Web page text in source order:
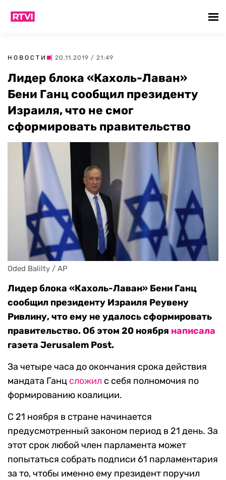
НОВОСТИ | 20.11.2019 / 21:49
Лидер блока «Кахоль-Лаван»
Бени Ганц сообщил президенту
Израиля, что не смог
сформировать правительство
Oded Balilty / AP
Лидер блока «Кахоль-Лаван» Бени Ганц
сообщил президенту Израиля Реувену
Ривлину, что ему не удалось сформировать
правительство. Об этом 20 ноября написала
газета Jerusalem Post.
За четыре часа до окончания срока действия
мандата Ганц сложил с себя полномочия по
формированию коалиции.
С 21 ноября в стране начинается
предусмотренный законом период в 21 день. За
этот срок любой член парламента может
попытаться собрать подписи 61 парламентария
за то, чтобы именно ему президент поручил